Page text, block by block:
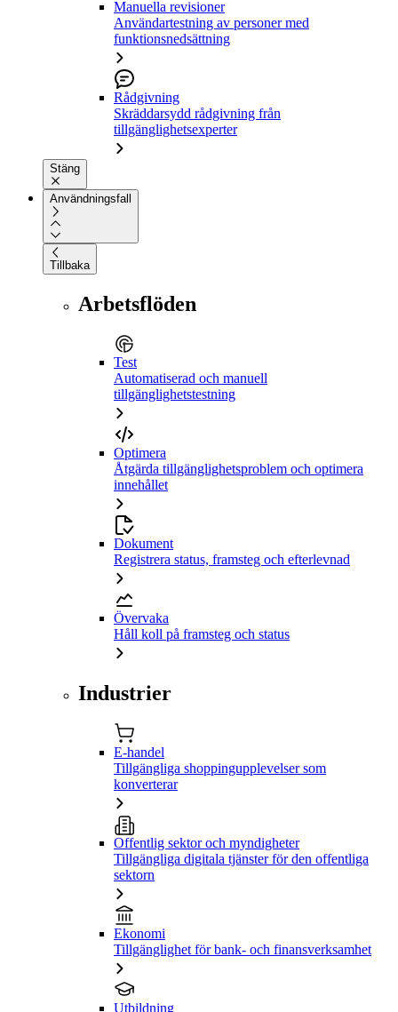
Manuella revisioner
Användartestning av personer med
funktionsnedsättning
Rådgivning
Skräddarsydd rådgivning från
tillgänglighetsexperter
Stäng
Användningsfall
Tillbaka
Arbetsflöden
Test
Automatiserad och manuell
tillgänglighetstestning
Optimera
Åtgärda tillgänglighetsproblem och optimera
innehållet
Dokument
Registrera status, framsteg och efterlevnad
Övervaka
Håll koll på framsteg och status
Industrier
E-handel
Tillgängliga shoppingupplevelser som
konverterar
Offentlig sektor och myndigheter
Tillgängliga digitala tjänster för den offentliga
sektorn
Ekonomi
Tillgänglighet för bank- och finansverksamhet
Utbildning